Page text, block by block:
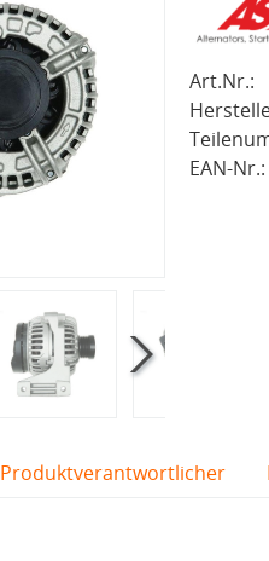
Art.Nr.:
EAN-Nr.:
Produktverantwortlicher